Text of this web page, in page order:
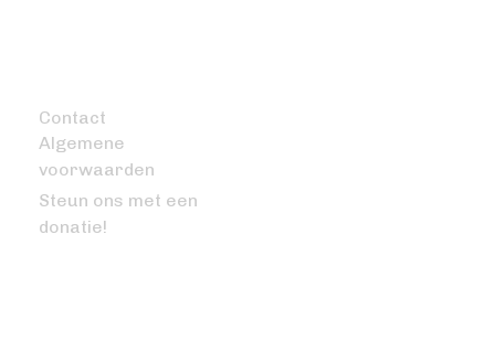
Contact
Algemene
voorwaarden
Steun ons met een
donatie!